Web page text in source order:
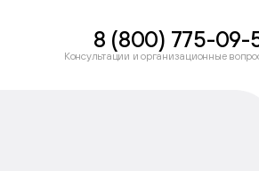
8 (800) 775-09-
Консультации и организационные